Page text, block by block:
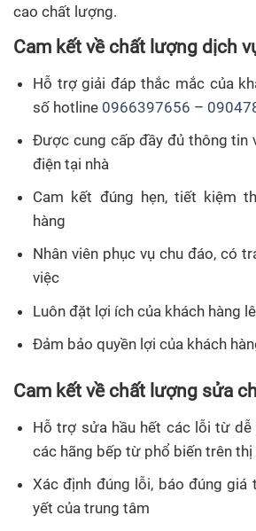
cao chất lượng.
Cam kết về chất lượng dịch
Hỗ trợ giải đáp thắc mắc của
số hotline 0966397656 –
Được cung cấp đầy đủ thông tin
điện tại nhà
Cam kết đúng hẹn, tiết kiệm
hàng
Nhân viên phục vụ chu đáo, có
việc
Luôn đặt lợi ích của khách hàng
Đảm bảo quyền lợi của khách
Cam kết về chất lượng sửa
Hỗ trợ sửa hầu hết các lỗi từ
các hãng bếp từ phổ biến trên
Xác định đúng lỗi, báo đúng giá
yết của trung tâm